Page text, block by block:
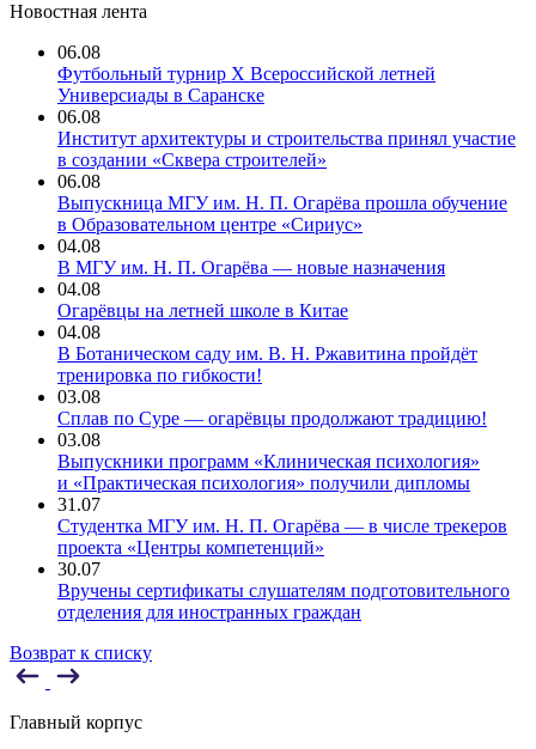
Новостная лента
06.08
Футбольный турнир X Всероссийской летней
Универсиады в Саранске
06.08
Институт архитектуры и строительства принял участие
в создании «Сквера строителей»
06.08
Выпускница МГУ им. Н. П. Огарёва прошла обучение
в Образовательном центре «Сириус»
04.08
В МГУ им. Н. П. Огарёва — новые назначения
04.08
Огарёвцы на летней школе в Китае
04.08
В Ботаническом саду им. В. Н. Ржавитина пройдёт
тренировка по гибкости!
03.08
Сплав по Суре — огарёвцы продолжают традицию!
03.08
Выпускники программ «Клиническая психология»
и «Практическая психология» получили дипломы
31.07
Студентка МГУ им. Н. П. Огарёва — в числе трекеров
проекта «Центры компетенций»
30.07
Вручены сертификаты слушателям подготовительного
отделения для иностранных граждан
Возврат к списку
Главный корпус